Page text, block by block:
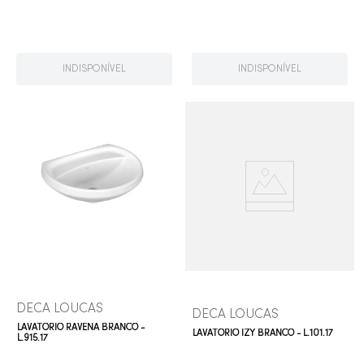
INDISPONÍVEL INDISPONÍVEL
DECA LOUCAS
LAVATÓRIO RAVENA BRANCO -
L.915.17
DECA LOUCAS
LAVATÓRIO IZY BRANCO - L.101.17